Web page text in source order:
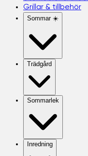
Grillar & tillbehör
Sommar ☀️
Trädgård
Sommarlek
Inredning